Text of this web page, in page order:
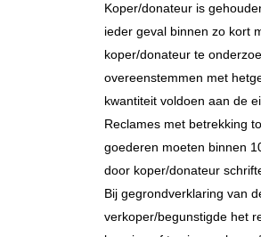
Koper/donateur is
ieder geval binnen zo kort
koper/donateur te
overeenstemmen met
kwantiteit voldoen aan de
Reclames met betrekking
goederen moeten binnen
door koper/donateur
Bij gegrondverklaring van
verkoper/begunstigde het